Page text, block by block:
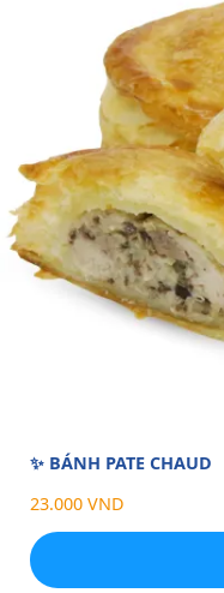
✨ BÁNH PATE CHAUD
23.000 VND